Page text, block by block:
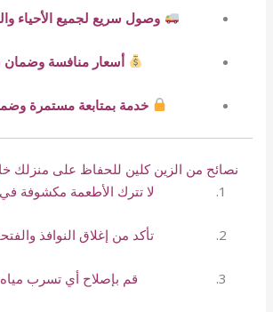
وصول سريع لجميع الأحياء
أسعار منافسة
خدمة بمتابعة مستمرة
نصائح من الزين كلين للحفاظ على منزلك
لا تترك الأطعمة مكشوفة
تأكد من إغلاق النوافذ
قم بإصلاح أي تسرب مياه